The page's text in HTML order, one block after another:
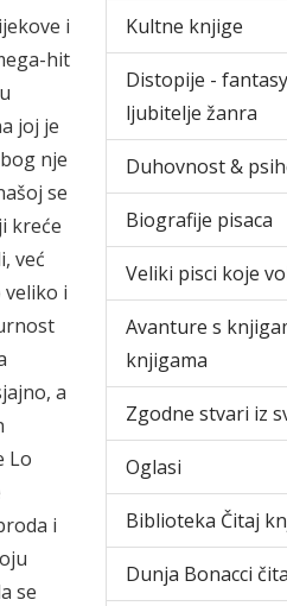
i
hit
joj je
nje
se
kreće
već
i
a
Lo
i
se
Kultne knjige
Distopije - fantasy
ljubitelje žanra
Duhovnost &
Biografije pisaca
Veliki pisci koje
Avanture s
knjigama
Zgodne stvari iz
Oglasi
Biblioteka Čitaj
Dunja Bonacci